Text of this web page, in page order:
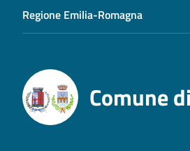
Regione Emilia-Romagna
Comune